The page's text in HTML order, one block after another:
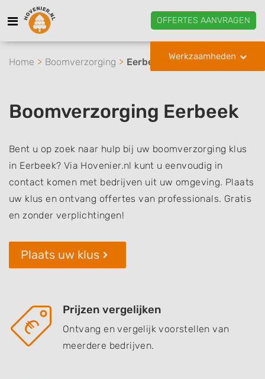
OFFERTES AANVRAGEN
Werkzaamheden
Home Boomverzorging Eerbeek
Boomverzorging Eerbeek
Bent u op zoek naar hulp bij uw boomverzorging klus
in Eerbeek? Via Hovenier.nl kunt u eenvoudig in
contact komen met bedrijven uit uw omgeving. Plaats
uw klus en ontvang offertes van professionals. Gratis
en zonder verplichtingen!
Plaats uw klus
Prijzen vergelijken
Ontvang en vergelijk voorstellen van
meerdere bedrijven.